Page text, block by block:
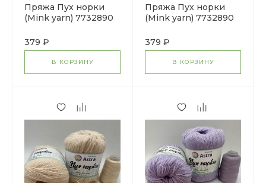
Пряжа Пух норки
(Mink yarn) 7732890
шоколад)
379 ₽
В КОРЗИНУ
Пряжа Пух норки
(Mink yarn) 7732890
шоколад)
379 ₽
В КОРЗИНУ